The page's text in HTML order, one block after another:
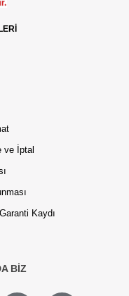
ve İptal
Kaydı
BİZ